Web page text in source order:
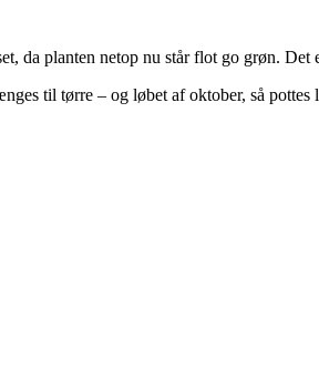
da planten netop nu står flot go grøn.
til tørre – og løbet af oktober, så